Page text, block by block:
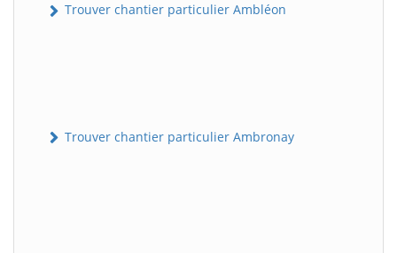
Trouver chantier particulier Ambléon
Trouver chantier particulier Ambronay